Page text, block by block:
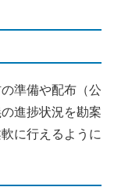
準備や配布（公
進捗状況を勘案
に行えるように